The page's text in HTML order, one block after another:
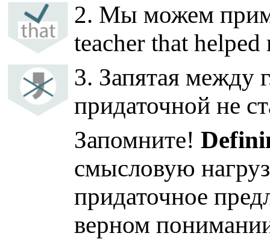
2. Мы можем
teacher that
3. Запятая между
придаточной не
Запомните!
смысловую
придаточное
верном